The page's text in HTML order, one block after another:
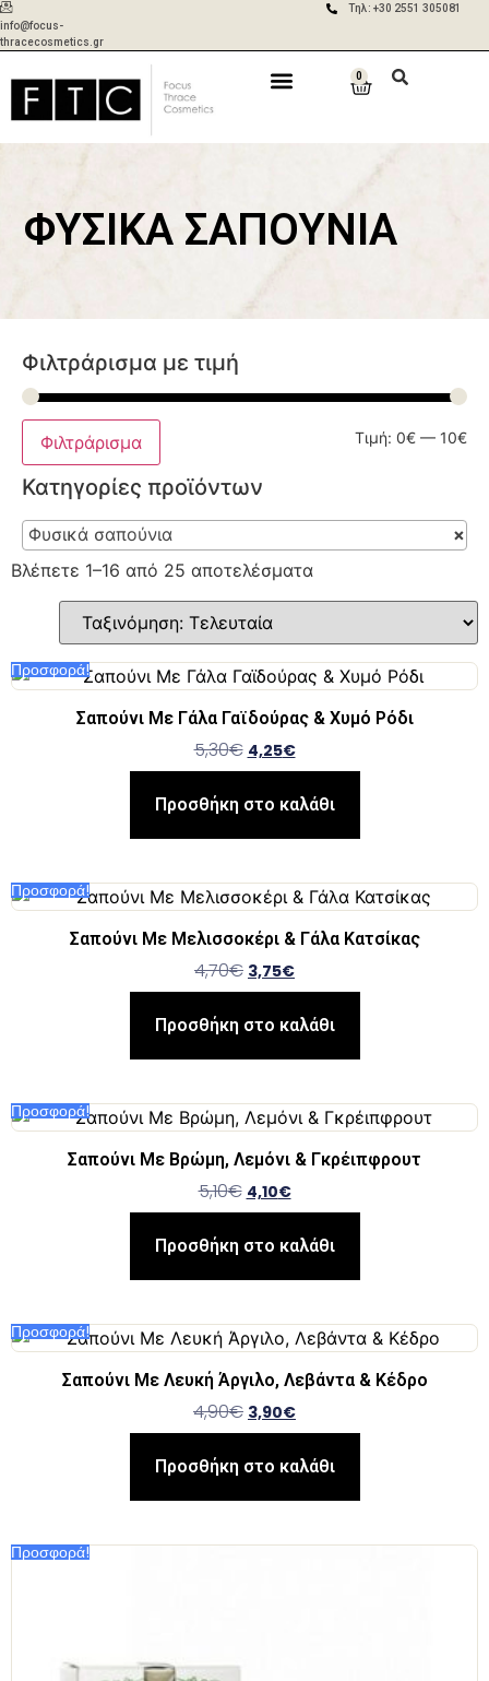
info@focus-
thracecosmetics.gr
μεταφορικά για
παραγγελίες
Aποστολές σε 2-
& BOX NOW
Τηλ: +30 2551 305081
0
ΦΥΣΙΚΆ ΣΑΠΟΎΝΙΑ
Φιλτράρισμα με τιμή
Φιλτράρισμα Τιμή: 0€ — 10€
Κατηγορίες προϊόντων
×
Φυσικά σαπούνια
Βλέπετε 1–16 από 25 αποτελέσματα
Προσφορά!
Σαπούνι Με Γάλα Γαϊδούρας & Χυμό Ρόδι
5,30€ 4,25€
Προσθήκη στο καλάθι
Προσφορά!
Σαπούνι Με Μελισσοκέρι & Γάλα Κατσίκας
4,70€ 3,75€
Προσθήκη στο καλάθι
Προσφορά!
Σαπούνι Με Βρώμη, Λεμόνι & Γκρέιπφρουτ
5,10€ 4,10€
Προσθήκη στο καλάθι
Προσφορά!
Σαπούνι Με Λευκή Άργιλο, Λεβάντα & Κέδρο
4,90€ 3,90€
Προσθήκη στο καλάθι
Προσφορά!